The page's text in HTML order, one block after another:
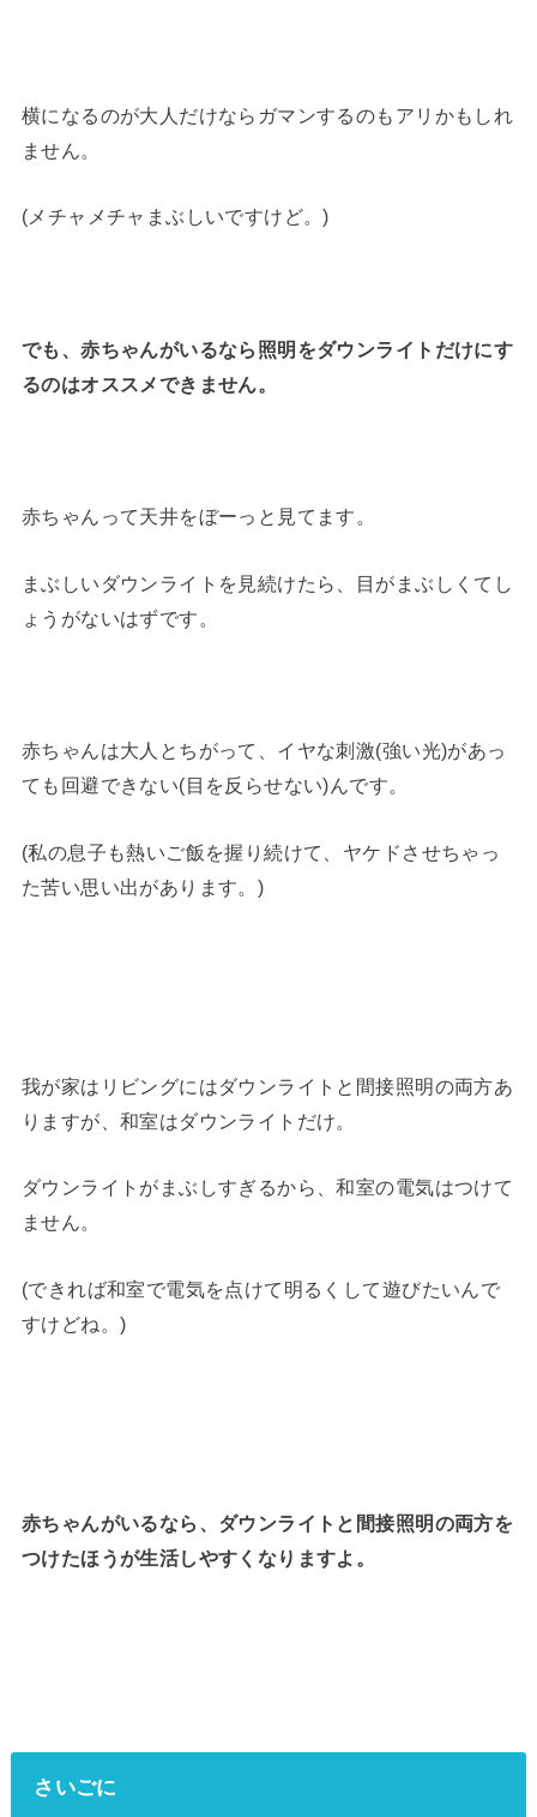
横になるのが大人だけならガマンするのもアリかもしれ
ません。
(メチャメチャまぶしいですけど。)
でも、赤ちゃんがいるなら照明をダウンライトだけにす
るのはオススメできません。
赤ちゃんって天井をぼーっと見てます。
まぶしいダウンライトを見続けたら、目がまぶしくてし
ょうがないはずです。
赤ちゃんは大人とちがって、イヤな刺激(強い光)があっ
ても回避できない(目を反らせない)んです。
(私の息子も熱いご飯を握り続けて、ヤケドさせちゃっ
た苦い思い出があります。)
我が家はリビングにはダウンライトと間接照明の両方あ
りますが、和室はダウンライトだけ。
ダウンライトがまぶしすぎるから、和室の電気はつけて
ません。
(できれば和室で電気を点けて明るくして遊びたいんで
すけどね。)
赤ちゃんがいるなら、ダウンライトと間接照明の両方を
つけたほうが生活しやすくなりますよ。
さいごに